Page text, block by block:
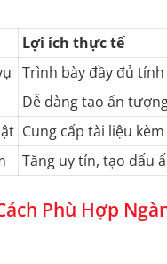
Lợi ích thực tế
Trình bày đầy đủ
Dễ dàng tạo ấn
Cung cấp tài liệu
Tăng uy tín, tạo dấu
Phù Hợp